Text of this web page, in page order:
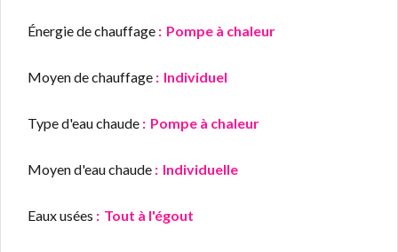
Énergie de chauffage Pompe à chaleur
Moyen de chauffage Individuel
Type d'eau chaude Pompe à chaleur
Moyen d'eau chaude Individuelle
Eaux usées Tout à l'égout